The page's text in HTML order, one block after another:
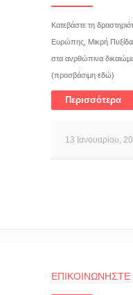
Κατεβάστε τη
Ευρώπης, Μικρή
στα ανρθώπινα
(προσβάσιμη εδώ)
Περισσότερα
13 Ιανουαρίου,